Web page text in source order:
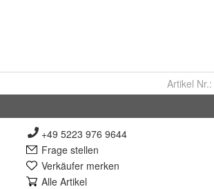
Artikel Nr.:
+49 5223 976 9644
Frage stellen
Verkäufer merken
Alle Artikel